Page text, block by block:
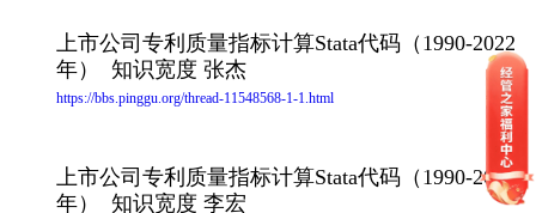
上市公司专利质量指标计算Stata代码（1990-2022
年） 知识宽度 张杰
https://bbs.pinggu.org/thread-11548568-1-1.html
上市公司专利质量指标计算Stata代码（1990-2022
年） 知识宽度 李宏